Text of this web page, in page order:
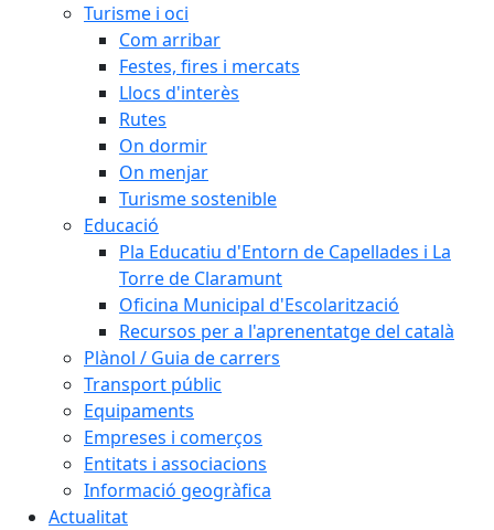
Turisme i oci
Com arribar
Festes, fires i mercats
Llocs d'interès
Rutes
On dormir
On menjar
Turisme sostenible
Educació
Pla Educatiu d'Entorn de Capellades i La
Torre de Claramunt
Oficina Municipal d'Escolarització
Recursos per a l'aprenentatge del català
Plànol / Guia de carrers
Transport públic
Equipaments
Empreses i comerços
Entitats i associacions
Informació geogràfica
Actualitat